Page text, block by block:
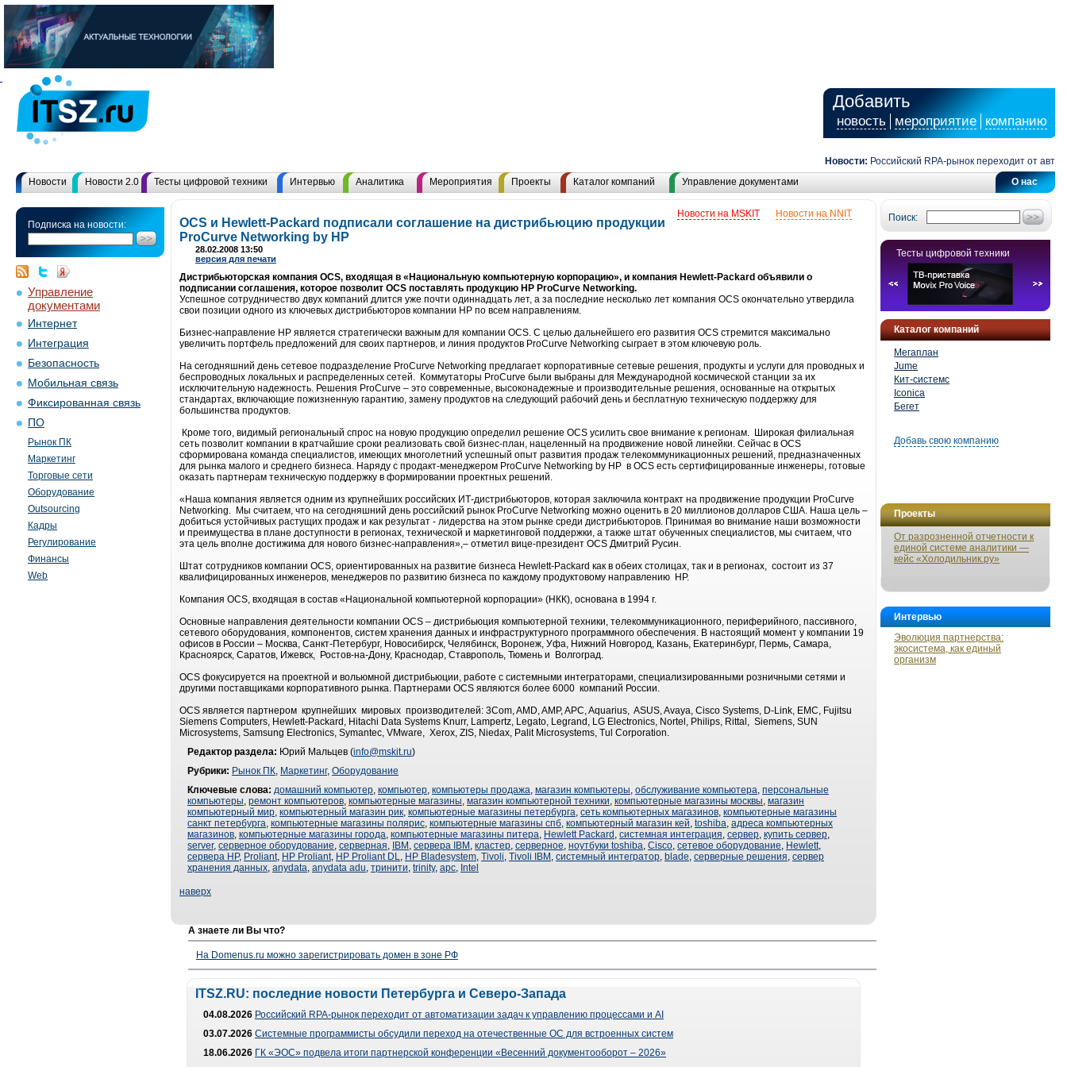
Добавить
новость мероприятие компанию
Новости: Российский RPA-рынок переходит от
О нас
Новости Новости 2.0 Тесты цифровой техники Интервью Аналитика Мероприятия Проекты Каталог компаний Управление документами
Подписка на новости:
Управление
документами
Интернет
Интеграция
Безопасность
Мобильная связь
Фиксированная связь
ПО
Рынок ПК
Маркетинг
Торговые сети
Оборудование
Outsourcing
Кадры
Регулирование
Финансы
Web
Поиск:
Тесты цифровой техники
Каталог компаний
Мегаплан
Jume
Кит-системс
Iconica
Бегет
Добавь свою компанию
Проекты
От разрозненной отчетности к
единой системе аналитики —
кейс «Холодильник.ру»
Интервью
Эволюция партнерства:
экосистема, как единый
организм
Новости на NNIT
Новости на MSKIT
OCS и Hewlett-Packard подписали соглашение на дистрибьюцию продукции
ProCurve Networking by HP
28.02.2008 13:50
версия для печати
Дистрибьюторская компания OCS, входящая в «Национальную компьютерную корпорацию», и компания Hewlett-Packard объявили о
подписании соглашения, которое позволит OCS поставлять продукцию HP ProCurve Networking.
Успешное сотрудничество двух компаний длится уже почти одиннадцать лет, а за последние несколько лет компания OCS окончательно утвердила
свои позиции одного из ключевых дистрибьюторов компании HP по всем направлениям.
Бизнес-направление HP является стратегически важным для компании OCS. С целью дальнейшего его развития OCS стремится максимально
увеличить портфель предложений для своих партнеров, и линия продуктов ProCurve Networking сыграет в этом ключевую роль.
На сегодняшний день сетевое подразделение ProCurve Networking предлагает корпоративные сетевые решения, продукты и услуги для проводных и
беспроводных локальных и распределенных сетей. Коммутаторы ProCurve были выбраны для Международной космической станции за их
исключительную надежность. Решения ProCurve – это современные, высоконадежные и производительные решения, основанные на открытых
стандартах, включающие пожизненную гарантию, замену продуктов на следующий рабочий день и бесплатную техническую поддержку для
большинства продуктов.
Кроме того, видимый региональный спрос на новую продукцию определил решение OCS усилить свое внимание к регионам. Широкая филиальная
сеть позволит компании в кратчайшие сроки реализовать свой бизнес-план, нацеленный на продвижение новой линейки. Сейчас в OCS
сформирована команда специалистов, имеющих многолетний успешный опыт развития продаж телекоммуникационных решений, предназначенных
для рынка малого и среднего бизнеса. Наряду с продакт-менеджером ProCurve Networking by HP в OCS есть сертифицированные инженеры, готовые
оказать партнерам техническую поддержку в формировании проектных решений.
«Наша компания является одним из крупнейших российских ИТ-дистрибьюторов, которая заключила контракт на продвижение продукции ProCurve
Networking. Мы считаем, что на сегодняшний день российский рынок ProCurve Networking можно оценить в 20 миллионов долларов США. Наша цель –
добиться устойчивых растущих продаж и как результат - лидерства на этом рынке среди дистрибьюторов. Принимая во внимание наши возможности
и преимущества в плане доступности в регионах, технической и маркетинговой поддержки, а также штат обученных специалистов, мы считаем, что
эта цель вполне достижима для нового бизнес-направления»,– отметил вице-президент OCS Дмитрий Русин.
Штат сотрудников компании OCS, ориентированных на развитие бизнеса Hewlett-Packard как в обеих столицах, так и в регионах, состоит из 37
квалифицированных инженеров, менеджеров по развитию бизнеса по каждому продуктовому направлению HP.
Компания OCS, входящая в состав «Национальной компьютерной корпорации» (НКК), основана в 1994 г.
Основные направления деятельности компании OCS – дистрибьюция компьютерной техники, телекоммуникационного, периферийного, пассивного,
сетевого оборудования, компонентов, систем хранения данных и инфраструктурного программного обеспечения. В настоящий момент у компании 19
офисов в России – Москва, Санкт-Петербург, Новосибирск, Челябинск, Воронеж, Уфа, Нижний Новгород, Казань, Екатеринбург, Пермь, Самара,
Красноярск, Саратов, Ижевск, Ростов-на-Дону, Краснодар, Ставрополь, Тюмень и Волгоград.
OCS фокусируется на проектной и вольюмной дистрибьюции, работе с системными интеграторами, специализированными розничными сетями и
другими поставщиками корпоративного рынка. Партнерами OCS являются более 6000 компаний России.
OCS является партнером крупнейших мировых производителей: 3Com, AMD, AMP, APC, Aquarius, ASUS, Avaya, Cisco Systems, D-Link, EMC, Fujitsu
Siemens Computers, Hewlett-Packard, Hitachi Data Systems Knurr, Lampertz, Legato, Legrand, LG Electronics, Nortel, Philips, Rittal, Siemens, SUN
Microsystems, Samsung Electronics, Symantec, VMware, Xerox, ZIS, Niedax, Palit Microsystems, Tul Corporation.
Редактор раздела: Юрий Мальцев (info@mskit.ru)
Рубрики: Рынок ПК, Маркетинг, Оборудование
Ключевые слова: домашний компьютер, компьютер, компьютеры продажа, магазин компьютеры, обслуживание компьютера, персональные
компьютеры, ремонт компьютеров, компьютерные магазины, магазин компьютерной техники, компьютерные магазины москвы, магазин
компьютерный мир, компьютерный магазин рик, компьютерные магазины петербурга, сеть компьютерных магазинов, компьютерные магазины
санкт петербурга, компьютерные магазины полярис, компьютерные магазины спб, компьютерный магазин кей, toshiba, адреса компьютерных
магазинов, компьютерные магазины города, компьютерные магазины питера, Hewlett Packard , системная интеграция, сервер, купить сервер,
server, серверное оборудование, серверная, IBM , сервера IBM , кластер, серверное, ноутбуки toshiba, Cisco, сетевое оборудование, Hewlett,
сервера HP, Proliant, HP Proliant, HP Proliant DL, HP Bladesystem, Tivoli, Tivoli IBM , системный интегратор, blade, серверные решения, сервер
хранения данных, anydata, anydata adu, тринити, trinity, apc, Intel
наверх
А знаете ли Вы что?
На Domenus.ru можно зарегистрировать домен в зоне РФ
ITSZ.RU: последние новости Петербурга и Северо-Запада
04.08.2026 Российский RPA-рынок переходит от автоматизации задач к управлению процессами и AI
03.07.2026 Системные программисты обсудили переход на отечественные ОС для встроенных систем
18.06.2026 ГК «ЭОС» подвела итоги партнерской конференции «Весенний документооборот – 2026»